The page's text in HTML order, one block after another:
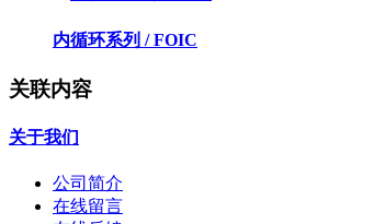
内循环系列 / FOIC
关联内容
关于我们
公司简介
在线留言